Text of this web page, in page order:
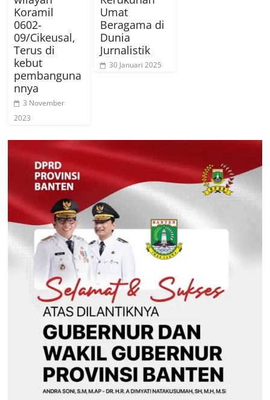
Koramil
0602-
09/Cikeusal,
Terus di
kebut
pembanguna
nnya
3 November
2023
Umat
Beragama di
Dunia
Jurnalistik
30 Januari 2025